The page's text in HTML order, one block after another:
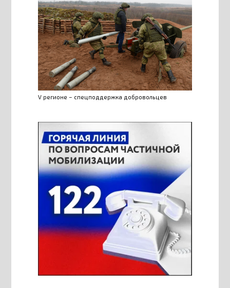
V регионе – спецподдержка добровольцев